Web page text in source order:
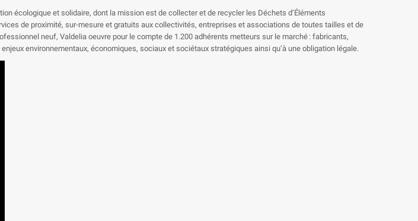
écologique et solidaire, dont la mission est de collecter et de recycler les Déchets d’Éléments
de proximité, sur-mesure et gratuits aux collectivités, entreprises et associations de toutes tailles et de
neuf, Valdelia oeuvre pour le compte de 1.200 adhérents metteurs sur le marché : fabricants,
environnementaux, économiques, sociaux et sociétaux stratégiques ainsi qu’à une obligation légale.